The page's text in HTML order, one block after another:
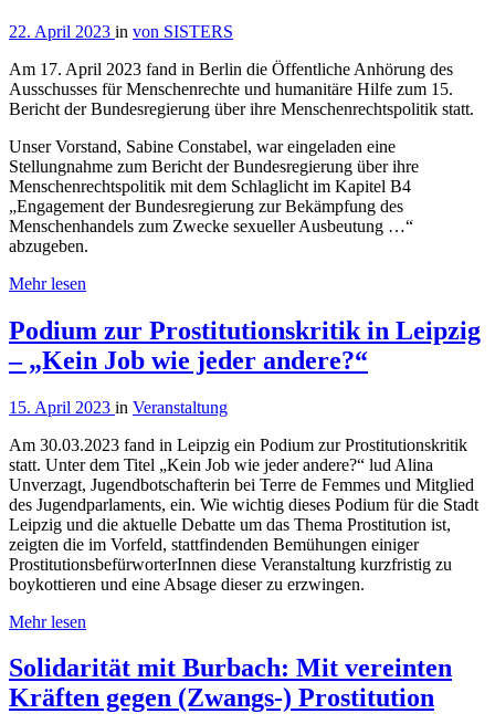
22. April 2023 in von SISTERS
Am 17. April 2023 fand in Berlin die Öffentliche Anhörung des
Ausschusses für Menschenrechte und humanitäre Hilfe zum 15.
Bericht der Bundesregierung über ihre Menschenrechtspolitik statt.
Unser Vorstand, Sabine Constabel, war eingeladen eine
Stellungnahme zum Bericht der Bundesregierung über ihre
Menschenrechtspolitik mit dem Schlaglicht im Kapitel B4
„Engagement der Bundesregierung zur Bekämpfung des
Menschenhandels zum Zwecke sexueller Ausbeutung …“
abzugeben.
Mehr lesen
Podium zur Prostitutionskritik in Leipzig
– „Kein Job wie jeder andere?“
15. April 2023 in Veranstaltung
Am 30.03.2023 fand in Leipzig ein Podium zur Prostitutionskritik
statt. Unter dem Titel „Kein Job wie jeder andere?“ lud Alina
Unverzagt, Jugendbotschafterin bei Terre de Femmes und Mitglied
des Jugendparlaments, ein. Wie wichtig dieses Podium für die Stadt
Leipzig und die aktuelle Debatte um das Thema Prostitution ist,
zeigten die im Vorfeld, stattfindenden Bemühungen einiger
ProstitutionsbefürworterInnen diese Veranstaltung kurzfristig zu
boykottieren und eine Absage dieser zu erzwingen.
Mehr lesen
Solidarität mit Burbach: Mit vereinten
Kräften gegen (Zwangs-) Prostitution